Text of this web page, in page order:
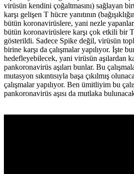
virüsün kendini çoğaltmasını) sağlayan
karşı gelişen T hücre yanıtının
bütün koronavirüslere, yani nezle
bütün koronavirüslere karşı çok etkili bir T
gösterildi. Sadece Spike değil, virüsün
birine karşı da çalışmalar yapılıyor. İşte
hedefleyebilecek, yani virüsün aşılardan
pankoronavirüs aşıları bunlar. Bu
mutasyon sıkıntısıyla başa çıkılmış
çalışmalar yapılıyor. Ben ümitliyim bu
pankoronavirüs aşısı da mutlaka